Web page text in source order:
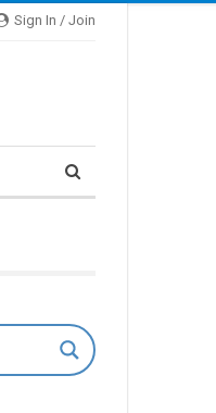
Sign In / Join